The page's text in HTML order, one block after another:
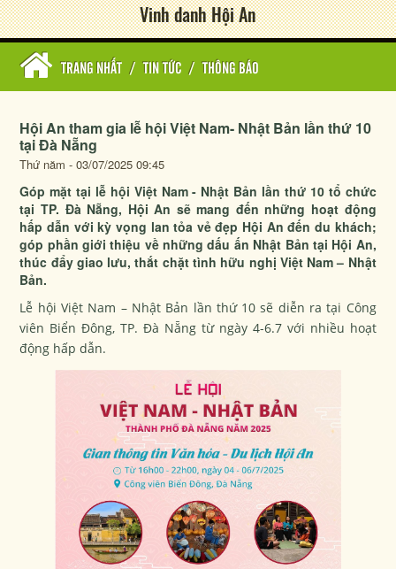
Vinh danh Hội An
TRANG NHẤT / TIN TỨC / THÔNG BÁO
Hội An tham gia lễ hội Việt Nam- Nhật Bản lần thứ 10
tại Đà Nẵng
Thứ năm - 03/07/2025 09:45
Góp mặt tại lễ hội Việt Nam - Nhật Bản lần thứ 10 tổ chức
tại TP. Đà Nẵng, Hội An sẽ mang đến những hoạt động
hấp dẫn với kỳ vọng lan tỏa vẻ đẹp Hội An đến du khách;
góp phần giới thiệu về những dấu ấn Nhật Bản tại Hội An,
thúc đẩy giao lưu, thắt chặt tình hữu nghị Việt Nam – Nhật
Bản.
Lễ hội Việt Nam – Nhật Bản lần thứ 10 sẽ diễn ra tại Công
viên Biển Đông, TP. Đà Nẵng từ ngày 4-6.7 với nhiều hoạt
động hấp dẫn.